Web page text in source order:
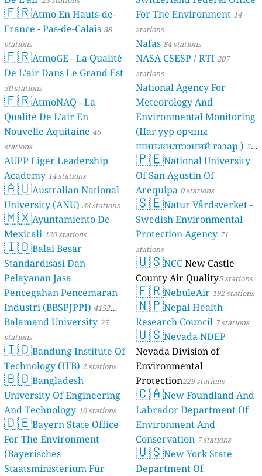
🇫🇷Atmo En Hauts-de-
France - Pas-de-Calais 38
stations
🇫🇷AtmoGE - La Qualité
De L’air Dans Le Grand Est
50 stations
🇫🇷AtmoNAQ - La
Qualité De L’air En
Nouvelle Aquitaine 46
stations
AUPP Liger Leadership
Academy 14 stations
🇦🇺Australian National
University (ANU) 38 stations
🇲🇽Ayuntamiento De
Mexicali 120 stations
🇮🇩Balai Besar
Standardisasi Dan
Pelayanan Jasa
Pencegahan Pencemaran
Industri (BBSPJPPI) 4152
stations
Balamand University25
stations
🇮🇩Bandung Institute Of
Technology (ITB) 2 stations
🇧🇩Bangladesh
University Of Engineering
And Technology 10 stations
🇩🇪Bayern State Office
For The Environment
(Bayerisches
Staatsministerium Für
For The Environment 14
stations
Nafas 84 stations
NASA CSESP / RTI 207
stations
National Agency For
Meteorology And
Environmental Monitoring
(Цаг уур орчны
шинжилгээний газар ) 21
stations
🇵🇪National University
Of San Agustin Of
Arequipa 0 stations
🇸🇪Natur Vårdsverket -
Swedish Environmental
Protection Agency 71
stations
🇺🇸NCCNew Castle
County Air Quality5 stations
🇫🇷NebuleAir 192 stations
🇳🇵Nepal Health
Research Council 7 stations
🇺🇸Nevada NDEP
Nevada Division of
Environmental
Protection229 stations
🇨🇦New Foundland And
Labrador Department Of
Environment And
Conservation 7 stations
🇺🇸New York State
Department Of